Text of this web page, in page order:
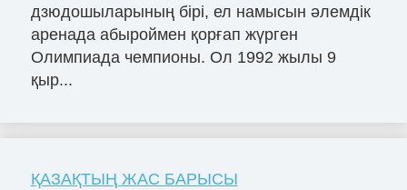
дзюдошыларының бірі, ел намысын әлемдік
аренада абыроймен қорғап жүрген
Олимпиада чемпионы. Ол 1992 жылы 9
қыр...
ҚАЗАҚТЫҢ ЖАС БАРЫСЫ